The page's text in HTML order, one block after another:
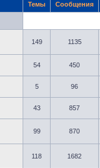
Темы Сообщения
149 1135
54 450
5 96
43 857
99 870
118 1682